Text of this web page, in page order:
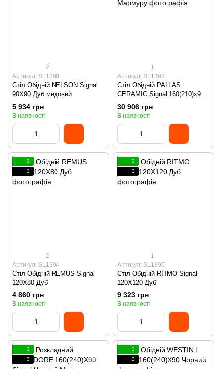
2
Артикул: SL1390
Стіл Обідній NELSON Signal
90X90 Дуб медовий
5 934 грн
В наявності
1
Артикул: SL1393
Стіл Обідній PALLAS
CERAMIC Signal 160(210)x90
Чорний Ефект Мармуру
30 906 грн
В наявності
3
3
2
Артикул: SL1394
Стіл Обідній REMUS Signal
120X80 Дуб
4 860 грн
В наявності
3
3
1
Артикул: SL1396
Стіл Обідній RITMO Signal
120X120 Дуб
9 323 грн
В наявності
3
3
3
3